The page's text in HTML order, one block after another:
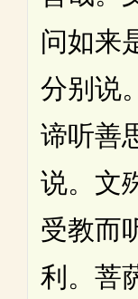
问如来
分别说
谛听善
说。文
受教而
利。菩